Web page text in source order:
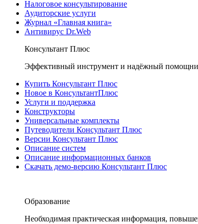
Налоговое консультирование
Аудиторские услуги
Журнал «Главная книга»
Антивирус Dr.Web
Консультант Плюс
Эффективный инструмент и надёжный
Купить Консультант Плюс
Новое в КонсультантПлюс
Услуги и поддержка
Конструкторы
Универсальные комплекты
Путеводители Консультант Плюс
Версии Консультант Плюс
Описание систем
Описание информационных банков
Скачать демо-версию Консультант Плюс
Образование
Необходимая практическая информация,